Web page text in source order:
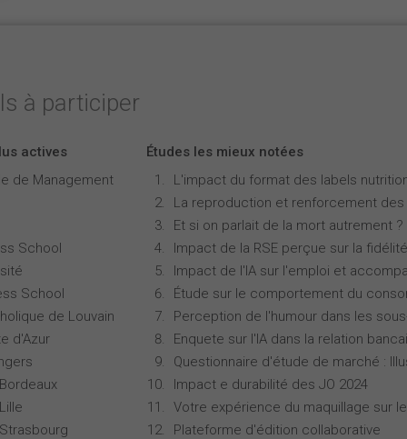
à participer
actives
de Management
School
School
de Louvain
d'Azur
Études les mieux notées
L'impact du format des labels
La reproduction et renforcement
Et si on parlait de la mort autrement ?
Impact de la RSE perçue sur la
Impact de l'IA sur l'emploi et
Étude sur le comportement du
Perception de l'humour dans les
Enquete sur l'IA dans la relation
Questionnaire d'étude de marché :
Impact e durabilité des JO 2024
Votre expérience du maquillage sur
Plateforme d'édition collaborative